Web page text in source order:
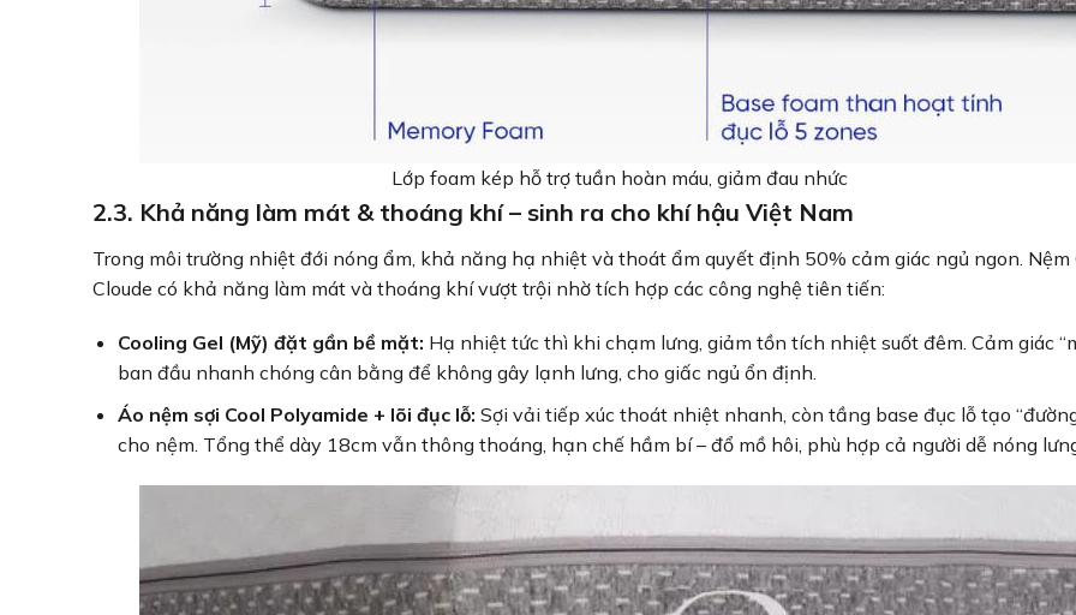
Lớp foam kép hỗ trợ tuần hoàn máu, giảm đau nhức
2.3. Khả năng làm mát & thoáng khí – sinh ra cho khí hậu Việt Nam
Trong môi trường nhiệt đới nóng ẩm, khả năng hạ nhiệt và thoát ẩm quyết định 50% cảm giác ngủ ngon. Nệm
Cloude có khả năng làm mát và thoáng khí vượt trội nhờ tích hợp các công nghệ tiên tiến:
Cooling Gel (Mỹ) đặt gần bề mặt: Hạ nhiệt tức thì khi chạm lưng, giảm tồn tích nhiệt suốt đêm. Cảm giác
ban đầu nhanh chóng cân bằng để không gây lạnh lưng, cho giấc ngủ ổn định.
Áo nệm sợi Cool Polyamide + lõi đục lỗ: Sợi vải tiếp xúc thoát nhiệt nhanh, còn tầng base đục lỗ tạo
cho nệm. Tổng thể dày 18cm vẫn thông thoáng, hạn chế hầm bí – đổ mồ hôi, phù hợp cả người dễ nóng